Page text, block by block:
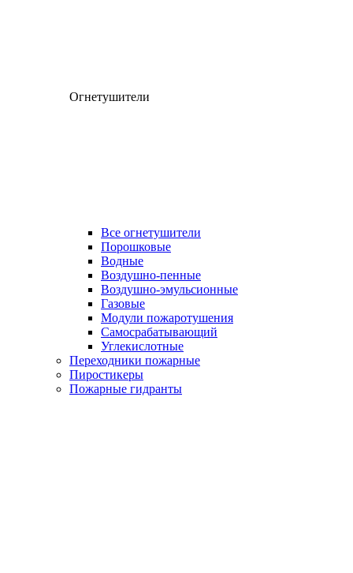
Огнетушители
Все огнетушители
Порошковые
Водные
Воздушно-пенные
Воздушно-эмульсионные
Газовые
Модули пожаротушения
Самосрабатывающий
Углекислотные
Переходники пожарные
Пиростикеры
Пожарные гидранты